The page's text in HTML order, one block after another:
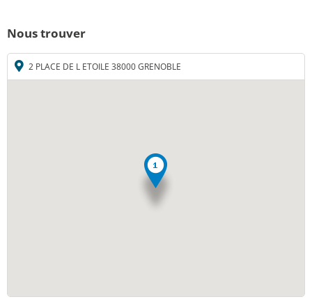
Nous trouver
2 PLACE DE L ETOILE 38000 GRENOBLE